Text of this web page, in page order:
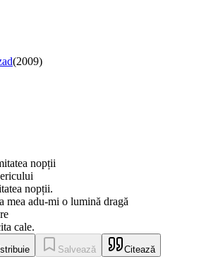
(2009)
nopții
nopții.
mea adu-mi o lumină dragă
cale.
Salvează Citează